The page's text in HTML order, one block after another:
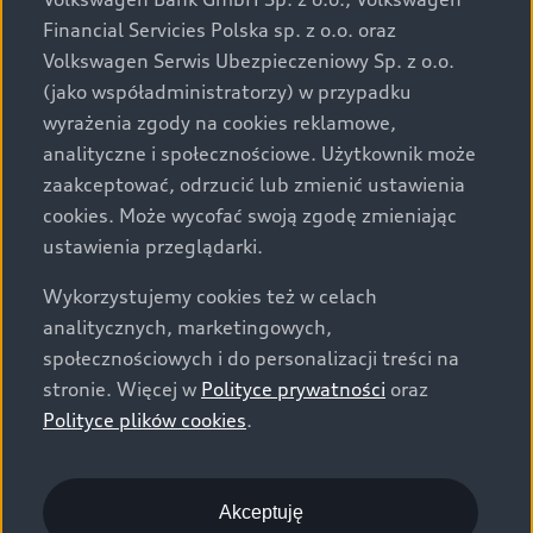
za dopłatą. Wiążące ustalenie ceny, wyposażenia i
specyfikacji pojazdu następują w umowie sprzedaży, a
określenie parametrów technicznych zawiera
świadectwo homologacji typu pojazdu. Zastrzegamy
sobie prawo do zmian i pomyłek. Wszelkie informacje
prezentowane na stronie są aktualne na dzień ich
zamieszczania. W celu uzyskania najnowszych
informacji prosimy kontaktować się z Partnerem Marki
Audi.
Wszystkie produkowane obecnie samochody marki Audi
są wykonywane z materiałów spełniających pod
względem możliwości odzysku i recyklingu wymagania
określone w normie ISO 22628 i są zgodne z
europejskimi świadectwami homologacji wydanymi wg
o.o. podlega obowiązkowi zapewnienia wszystkim
użytkownikom samochodów marki Volkswagen sieci
Financial Servicies Polska sp. z o.o. oraz
Volkswagen Serwis Ubezpieczeniowy Sp. z o.o.
(jako współadministratorzy) w przypadku
wyrażenia zgody na cookies reklamowe,
analityczne i społecznościowe. Użytkownik może
zaakceptować, odrzucić lub zmienić ustawienia
cookies. Może wycofać swoją zgodę zmieniając
ustawienia przeglądarki.
Wykorzystujemy cookies też w celach
analitycznych, marketingowych,
społecznościowych i do personalizacji treści na
stronie. Więcej w Polityce prywatności oraz
Polityce plików cookies.
Akceptuję